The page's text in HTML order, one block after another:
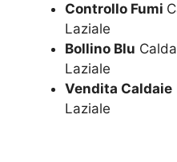
Controllo Fumi
Laziale
Bollino Blu
Laziale
Vendita Caldaie
Laziale